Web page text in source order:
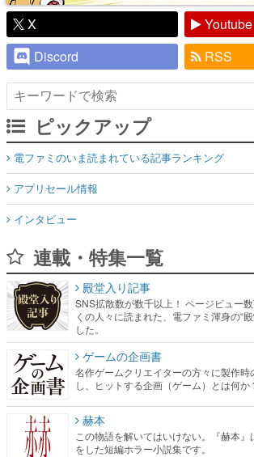
X
Youtube
Discord
RSS
ピックアップ
電ファミのいま読まれている記事ランキング
アプリセール情報
インタビュー
連載・特集一覧
殿堂入り記事
SNS拡散数が数千以上！ ページビュー
くの人々に読まれた、電ファミ渾身の“
した。
ゲームの企画書
名作ゲームクリエイターの方々に製作時
し、ヒットする企画（ゲーム）とは何か
赫本
この物語を解いてはいけない。『赫本
をした短編ホラー小説集です。